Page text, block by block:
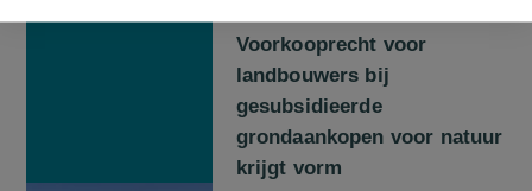
Voorkooprecht voor
landbouwers bij
gesubsidieerde
grondaankopen voor natuur
krijgt vorm